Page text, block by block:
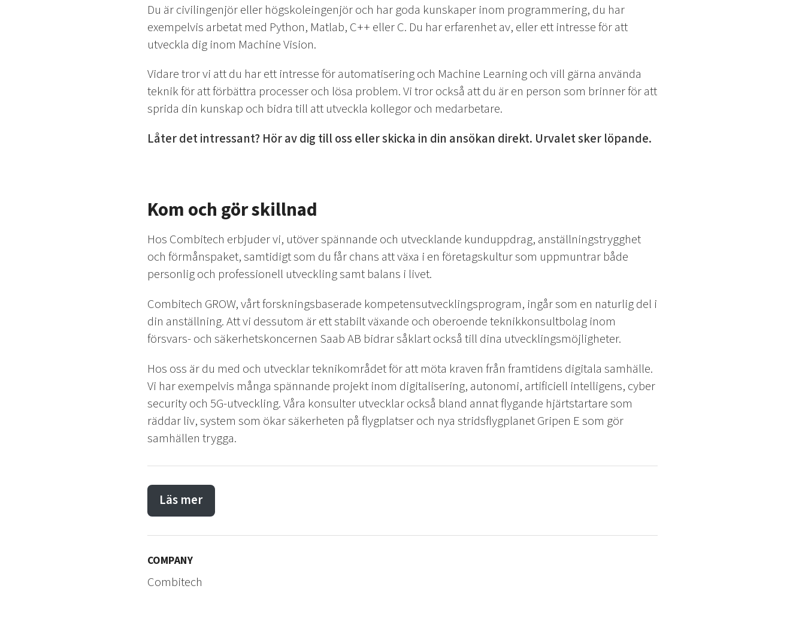
Du är civilingenjör eller högskoleingenjör och har goda kunskaper inom programmering, du har
exempelvis arbetat med Python, Matlab, C++ eller C. Du har erfarenhet av, eller ett intresse för att
utveckla dig inom Machine Vision.
Vidare tror vi att du har ett intresse för automatisering och Machine Learning och vill gärna använda
teknik för att förbättra processer och lösa problem. Vi tror också att du är en person som brinner för att
sprida din kunskap och bidra till att utveckla kollegor och medarbetare.
Låter det intressant? Hör av dig till oss eller skicka in din ansökan direkt. Urvalet sker löpande.
Kom och gör skillnad
Hos Combitech erbjuder vi, utöver spännande och utvecklande kunduppdrag, anställningstrygghet
och förmånspaket, samtidigt som du får chans att växa i en företagskultur som uppmuntrar både
personlig och professionell utveckling samt balans i livet.
Combitech GROW, vårt forskningsbaserade kompetensutvecklingsprogram, ingår som en naturlig del i
din anställning. Att vi dessutom är ett stabilt växande och oberoende teknikkonsultbolag inom
försvars- och säkerhetskoncernen Saab AB bidrar såklart också till dina utvecklingsmöjligheter.
Hos oss är du med och utvecklar teknikområdet för att möta kraven från framtidens digitala samhälle.
Vi har exempelvis många spännande projekt inom digitalisering, autonomi, artificiell intelligens, cyber
security och 5G-utveckling. Våra konsulter utvecklar också bland annat flygande hjärtstartare som
räddar liv, system som ökar säkerheten på flygplatser och nya stridsflygplanet Gripen E som gör
samhällen trygga.
Läs mer
COMPANY
Combitech